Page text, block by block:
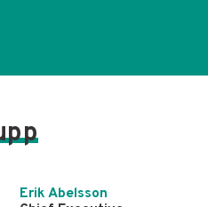
Erik Abelsson